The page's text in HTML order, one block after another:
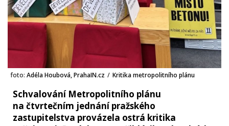
foto: Adéla Houbová, PrahaIN.cz / Kritika metropolitního plánu
Schvalování Metropolitního plánu
na čtvrtečním jednání pražského
zastupitelstva provázela ostrá kritika